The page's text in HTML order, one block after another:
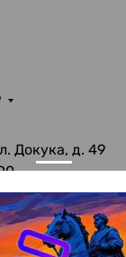
Докука, д. 49